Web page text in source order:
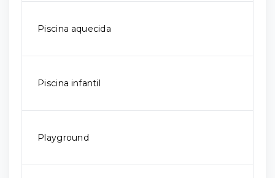
Piscina aquecida
Piscina infantil
Playground